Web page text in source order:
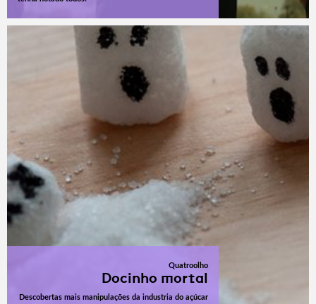
Quatroolho
Docinho mortal
Descobertas mais manipulações da industria do açúcar